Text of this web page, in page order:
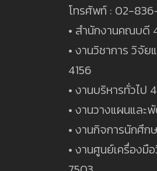
โทรศัพท์ : 02-
• สำนักงานคณบดี
• งานวิชาการ วิจัย
4156
• งานบริหารทั่วไป
• งานวางแผนแล
• งานกิจการนักศึก
• งานศูนย์เครื่องมื